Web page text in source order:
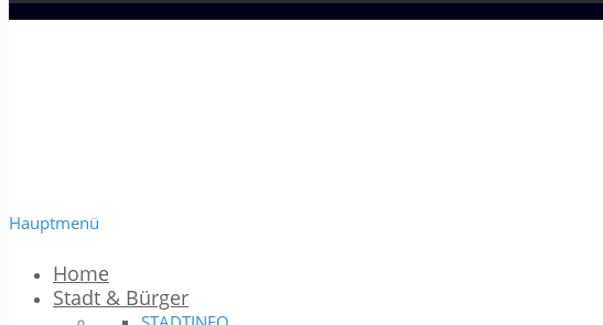
Hauptmenü
Home
Stadt & Bürger